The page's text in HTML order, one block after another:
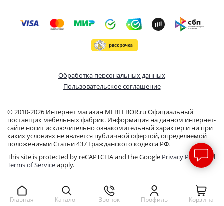
© 2010-2026 Интернет магазин MEBELBOR.ru Официальный
поставщик мебельных фабрик. Информация на данном интернет-
сайте носит исключительно ознакомительный характер и ни при
каких условиях не является публичной офертой, определяемой
положениями Статьи 437 Гражданского кодекса РФ.
This site is protected by reCAPTCHA and the Google Privacy Policyand
Terms of Serviceapply.
Обработка персональных данных
Пользовательское соглашение
Главная Каталог Звонок Профиль Корзина